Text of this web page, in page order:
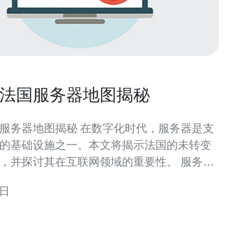
国服务器地图揭秘
在数字化时代，服务器是支
基础设施之一。本文将揭示法国的未转变
探讨其在互联网领域的重要性。 服务器
和稳定性、保障数据安全、优化用户体验